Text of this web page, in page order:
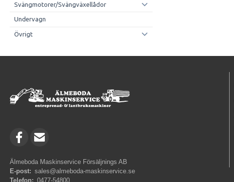
Svängmotorer/Svängväxellådor
Undervagn
Övrigt
Älmeboda Maskinservice Försäljnings AB
E-post: sales@almeboda-maskinservice.se
Telefon: 0477-54800